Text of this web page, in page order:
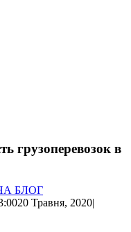
грузоперевозок в
БЛОГ
20 Травня, 2020|